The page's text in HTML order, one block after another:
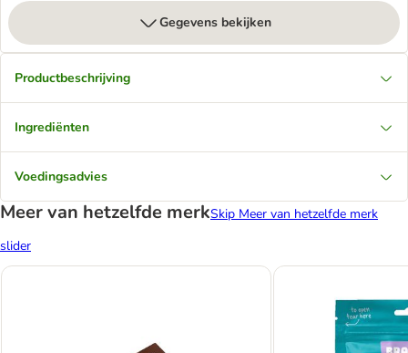
Gegevens bekijken
Productbeschrijving
Ingrediënten
Voedingsadvies
Meer van hetzelfde merkSkip Meer van hetzelfde merk
slider